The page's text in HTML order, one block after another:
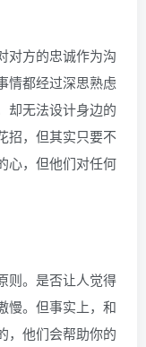
对方的忠诚作为沟
情都经过深思熟虑
却无法设计身边的
招，但其实只要不
心，但他们对任何
则。是否让人觉得
慢。但事实上，和
，他们会帮助你的